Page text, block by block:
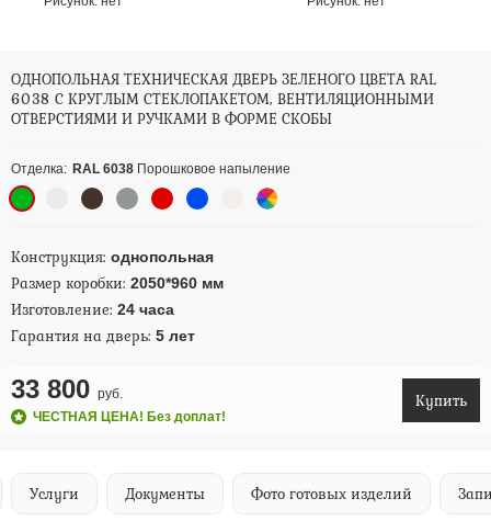
ОДНОПОЛЬНАЯ ТЕХНИЧЕСКАЯ ДВЕРЬ ЗЕЛЕНОГО ЦВЕТА RAL
6038 С КРУГЛЫМ СТЕКЛОПАКЕТОМ, ВЕНТИЛЯЦИОННЫМИ
ОТВЕРСТИЯМИ И РУЧКАМИ В ФОРМЕ СКОБЫ
Отделка: RAL 6038 Порошковое напыление
Конструкция: однопольная
Размер коробки: 2050*960 мм
Изготовление: 24 часа
Гарантия на дверь: 5 лет
33 800 руб.
ЧЕСТНАЯ ЦЕНА! Без доплат!
Купить
Услуги Документы Фото готовых изделий